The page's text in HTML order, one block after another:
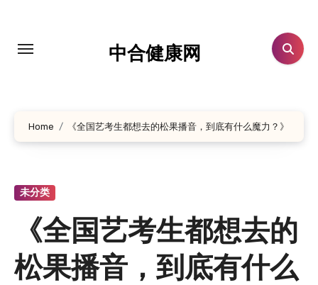
中合健康网
Home 《全国艺考生都想去的松果播音，到底有什么魔力？》
未分类
《全国艺考生都想去的
松果播音，到底有什么